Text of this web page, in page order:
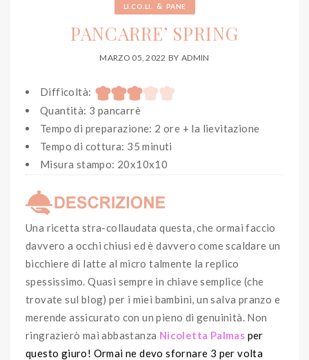
LI.CO.LI. & PANE
PANCARRE’ SPRING
MARZO 05, 2022 BY ADMIN
Difficoltà:
Quantità: 3 pancarrè
Tempo di preparazione: 2 ore + la lievitazione
Tempo di cottura: 35 minuti
Misura stampo: 20x10x10
Una ricetta stra-collaudata questa, che ormai faccio
davvero a occhi chiusi ed è davvero come scaldare un
bicchiere di latte al micro talmente la replico
spessissimo. Quasi sempre in chiave semplice (che
trovate sul blog) per i miei bambini, un salva pranzo e
merende assicurato con un pieno di genuinità. Non
ringrazierò mai abbastanza Nicoletta Palmas per
questo giuro! Ormai ne devo sfornare 3 per volta